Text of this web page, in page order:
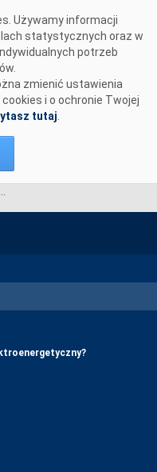
Używamy informacji
statystycznych oraz w
potrzeb
zmienić ustawienia
i o ochronie Twojej
tutaj
Komunikat dotyczący wprowadzenia stopni zasilania z dnia 23 sierpnia 2015 r. z godz. 19:55